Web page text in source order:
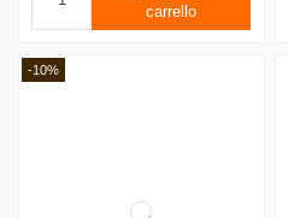
carrello
-10%